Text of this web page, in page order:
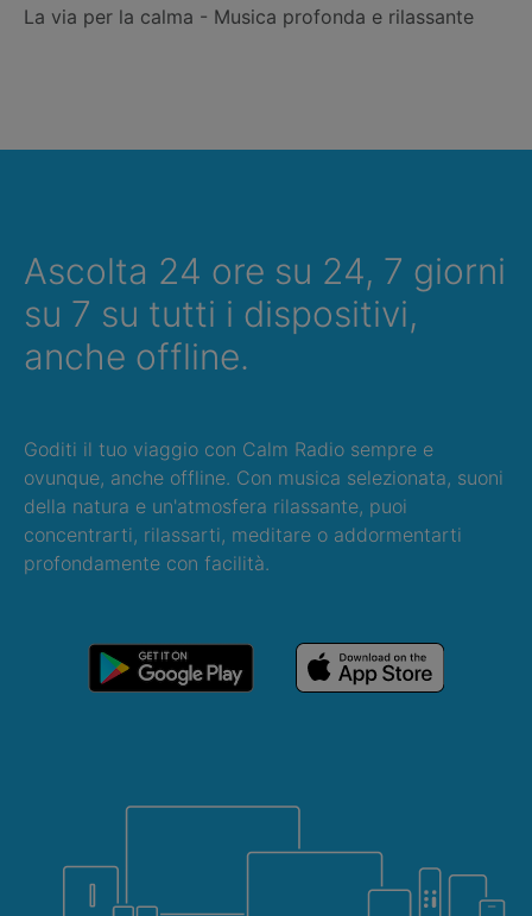
La via per la calma - Musica profonda e rilassante
Ascolta 24 ore su 24, 7 giorni
su 7 su tutti i dispositivi,
anche offline.
Goditi il tuo viaggio con Calm Radio sempre e
ovunque, anche offline. Con musica selezionata, suoni
della natura e un'atmosfera rilassante, puoi
concentrarti, rilassarti, meditare o addormentarti
profondamente con facilità.